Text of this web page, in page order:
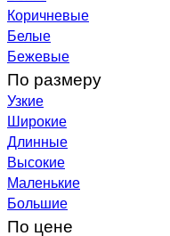
Коричневые
Белые
Бежевые
По размеру
Узкие
Широкие
Длинные
Высокие
Маленькие
Большие
По цене